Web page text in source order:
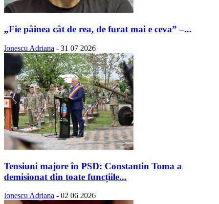
„Fie pâinea cât de rea, de furat mai e ceva” –...
Ionescu Adriana - 31 07 2026
Tensiuni majore în PSD: Constantin Toma a
demisionat din toate funcțiile...
Ionescu Adriana - 02 06 2026